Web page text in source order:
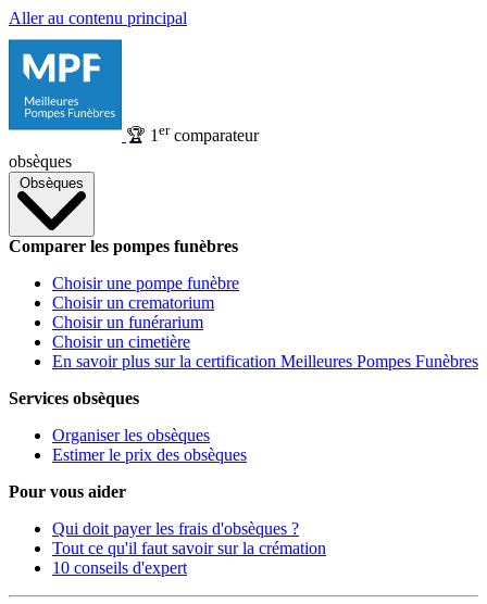
Aller au contenu principal
🏆 1 ercomparateur
obsèques
Obsèques
Comparer les pompes funèbres
Choisir une pompe funèbre
Choisir un crematorium
Choisir un funérarium
Choisir un cimetière
En savoir plus sur la certification Meilleures Pompes Funèbres
Services obsèques
Organiser les obsèques
Estimer le prix des obsèques
Pour vous aider
Qui doit payer les frais d'obsèques ?
Tout ce qu'il faut savoir sur la crémation
10 conseils d'expert